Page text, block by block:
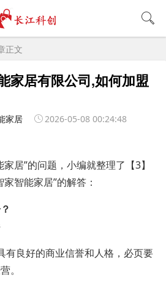
正文
家居有限公司,如何加盟
家居
2026-05-08 00:24:48
居”的问题，小编就整理了【3】
智能家居”的解答：
有良好的商业信誉和人格，必页要
。